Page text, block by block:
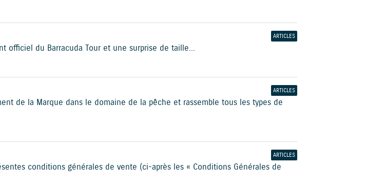
ARTICLES
officiel du Barracuda Tour et une surprise de taille...
ARTICLES
de la Marque dans le domaine de la pêche et rassemble tous les types de
ARTICLES
conditions générales de vente (ci-après les « Conditions Générales de